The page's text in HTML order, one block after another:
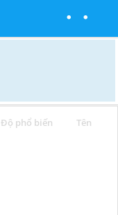
Độ phổ biến Tên